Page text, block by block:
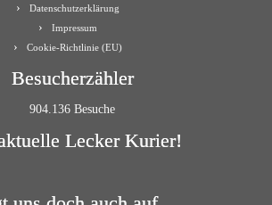
Datenschutzerklärung
Impressum
Cookie-Richtlinie (EU)
Besucherzähler
904.136 Besuche
Lecker Kurier!